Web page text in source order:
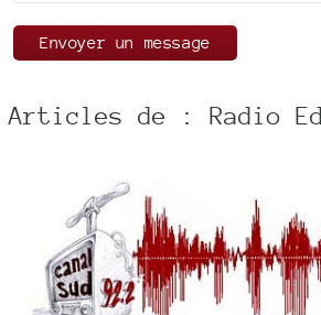
Articles de : Radio Ed